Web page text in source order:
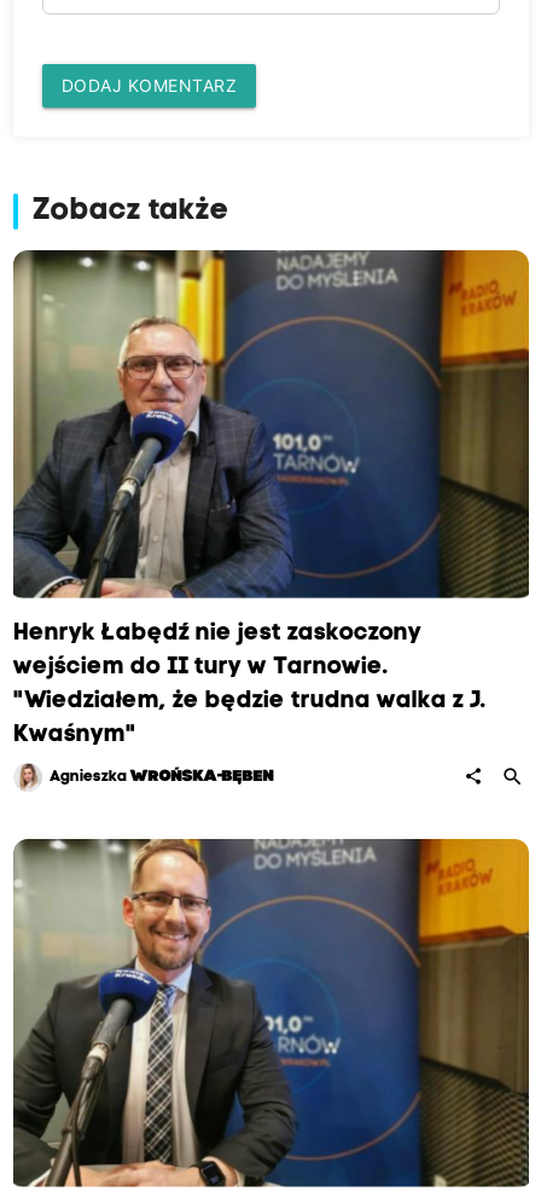
DODAJ KOMENTARZ
Zobacz także
Henryk Łabędź nie jest zaskoczony
wejściem do II tury w Tarnowie.
"Wiedziałem, że będzie trudna walka z J.
Kwaśnym"
Agnieszka WROŃSKA-BĘBEN share search